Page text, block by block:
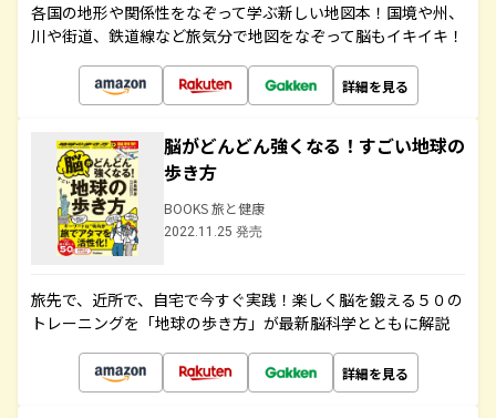
各国の地形や関係性をなぞって学ぶ新しい地図本！国境や州、
川や街道、鉄道線など旅気分で地図をなぞって脳もイキイキ！
詳細を見る
脳がどんどん強くなる！すごい地球の
歩き方
BOOKS 旅と健康
2022.11.25 発売
旅先で、近所で、自宅で今すぐ実践！楽しく脳を鍛える５０の
トレーニングを「地球の歩き方」が最新脳科学とともに解説
詳細を見る